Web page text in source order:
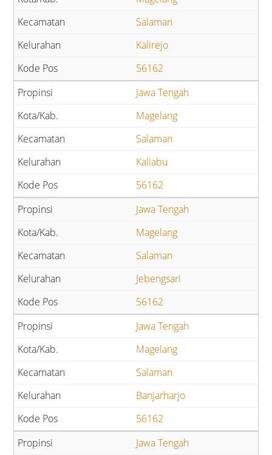
Salaman
Kalirejo
56162
Jawa Tengah
Magelang
Salaman
Kaliabu
56162
Jawa Tengah
Magelang
Salaman
Jebengsari
56162
Jawa Tengah
Magelang
Salaman
Banjarharjo
56162
Jawa Tengah